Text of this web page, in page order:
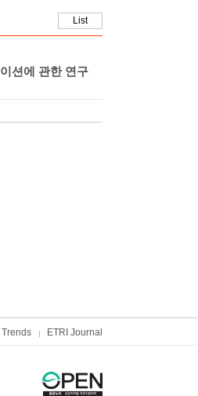
List
션에 관한 연구
Trends ETRI Journal